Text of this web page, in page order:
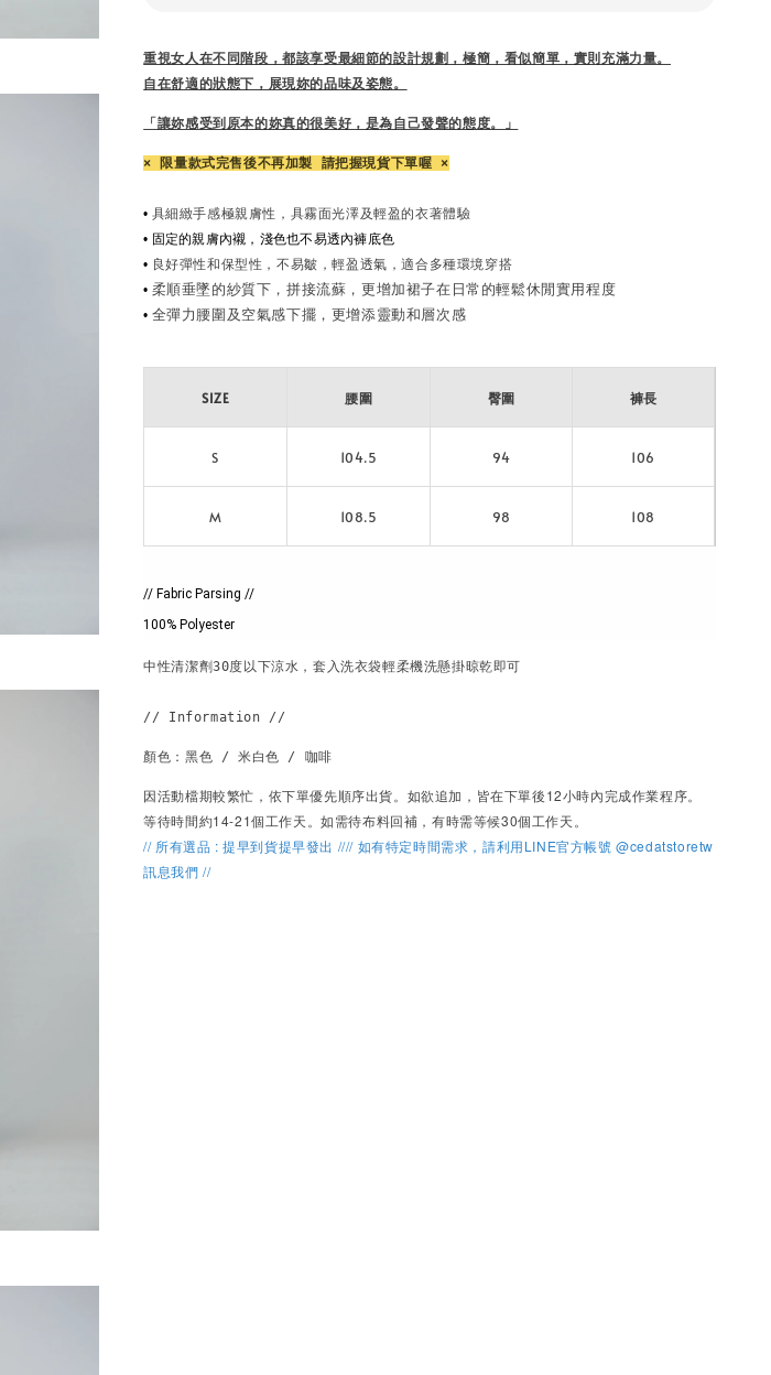
重視女人在不同階段，都該享受最細節的設計規劃， 極簡，看似簡單，實則充滿力量。
自在舒適的狀態下，展現妳的品味及姿態。
「讓妳感受到原本的妳真的很美好，是為自己發聲的態度。」
× 限量款式完售後不再加製 請把握現貨下單喔 ×
• 具細緻手感極親膚性，具霧面光澤及輕盈的衣著體驗
• 固定的親膚內襯，淺色也不易透內褲底色
• 良好彈性和保型性，不易皺，輕盈透氣，適合多種環境穿搭
•
•
SIZE 腰圍 臀圍 褲長
S 104.5 94 106
M 108.5 98 108
// Fabric Parsing //
100% Polyester
中性清潔劑30度以下涼水，套入洗衣袋輕柔機洗懸掛晾乾即可
// Information //
顏色：黑色 / 米白色 / 咖啡
因活動檔期較繁忙， 依下單優先順序出貨。 如欲追加，皆在下單後12小時內完成作業程序。
等待時間約14-21個工作天。如需待布料回補，有時需等候30個工作天。
// 所有選品 : 提早到貨提早發出 //// 如有特定時間需求，請利用LINE官方帳號 @cedatstoretw
訊息我們 //